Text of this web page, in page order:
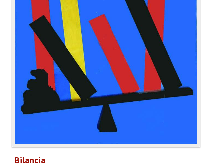
Una sera con Laboratorio AccA
Mostra "Roma Contemporanea"
GALLERIA ESS&RRE
ANNUARIO 2026
CHI SIAMO
Bilancia